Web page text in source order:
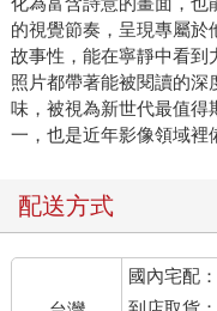
的視覺節奏，呈現專屬
故事性，能在寧靜中看到
照片都帶著能被閱讀的深
味，被視為新世代最值得
一，也是近年影像領域裡
配送方式
國內宅配